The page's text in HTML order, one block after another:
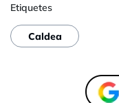
Etiquetes
Caldea